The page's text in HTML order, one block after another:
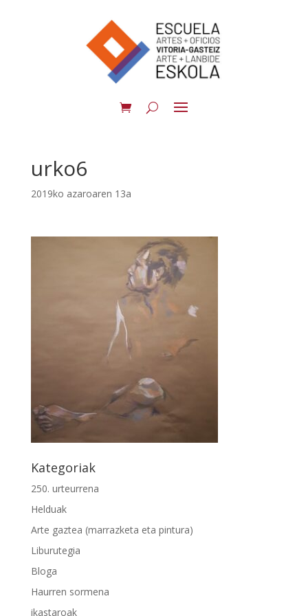
urko6
2019ko azaroaren 13a
Kategoriak
250. urteurrena
Helduak
Arte gaztea (marrazketa eta pintura)
Liburutegia
Bloga
Haurren sormena
ikastaroak